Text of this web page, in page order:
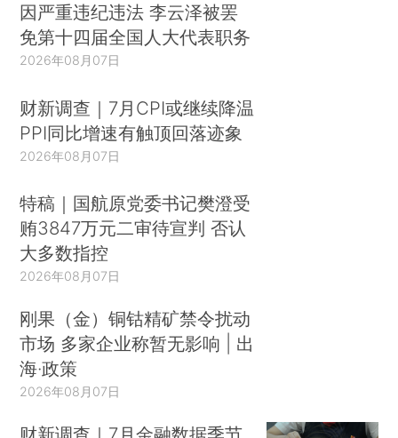
因严重违纪违法 李云泽被罢
免第十四届全国人大代表职务
2026年08月07日
财新调查｜7月CPI或继续降温
PPI同比增速有触顶回落迹象
2026年08月07日
特稿｜国航原党委书记樊澄受
贿3847万元二审待宣判 否认
大多数指控
2026年08月07日
刚果（金）铜钴精矿禁令扰动
市场 多家企业称暂无影响 | 出
海·政策
2026年08月07日